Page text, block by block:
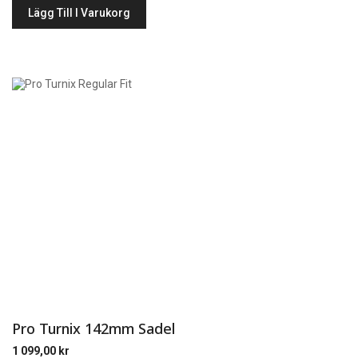
Lägg Till I Varukorg
Pro Turnix 142mm Sadel
1 099,00 kr